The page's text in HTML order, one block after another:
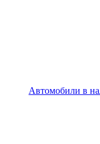
Автомобили в